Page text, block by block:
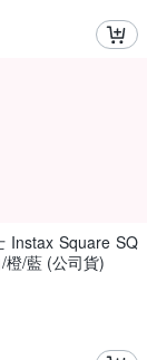
Instax Square SQ
橙/藍 (公司貨)